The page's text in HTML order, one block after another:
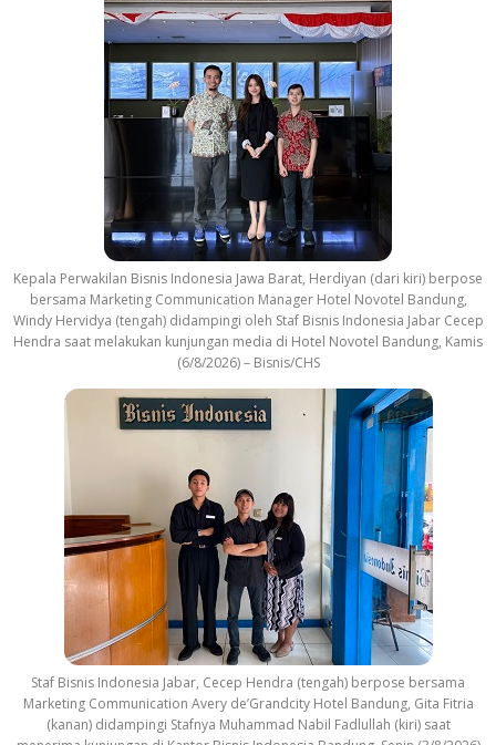
Kepala Perwakilan Bisnis Indonesia Jawa Barat, Herdiyan (dari kiri) berpose
bersama Marketing Communication Manager Hotel Novotel Bandung,
Windy Hervidya (tengah) didampingi oleh Staf Bisnis Indonesia Jabar Cecep
Hendra saat melakukan kunjungan media di Hotel Novotel Bandung, Kamis
(6/8/2026) – Bisnis/CHS
Staf Bisnis Indonesia Jabar, Cecep Hendra (tengah) berpose bersama
Marketing Communication Avery de’Grandcity Hotel Bandung, Gita Fitria
(kanan) didampingi Stafnya Muhammad Nabil Fadlullah (kiri) saat